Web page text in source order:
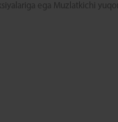
ega Muzlatkichi